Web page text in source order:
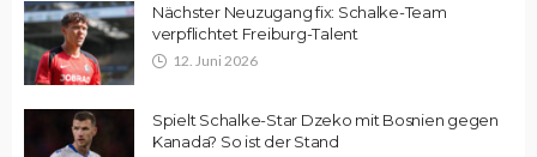
Nächster Neuzugang fix: Schalke-Team
verpflichtet Freiburg-Talent
12. Juni 2026
Spielt Schalke-Star Dzeko mit Bosnien gegen
Kanada? So ist der Stand